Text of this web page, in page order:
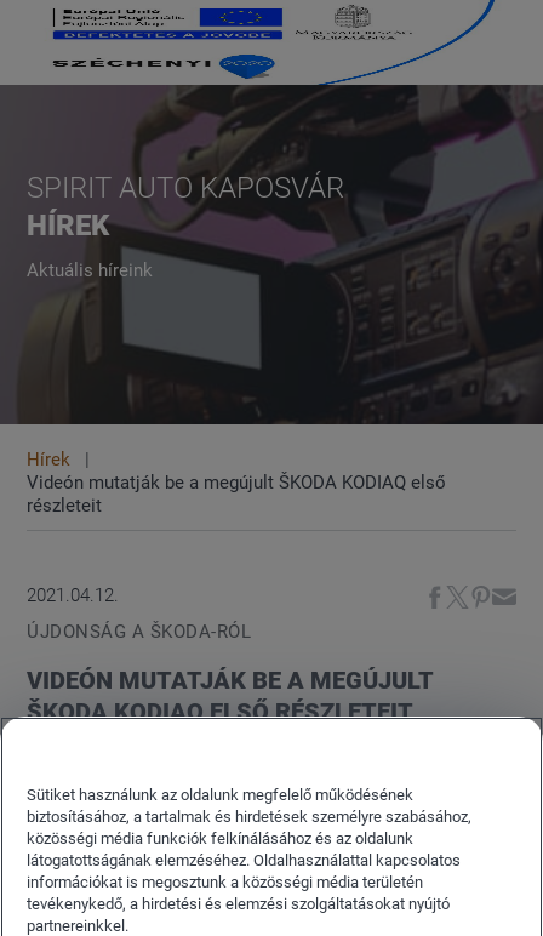
SPIRIT AUTO KAPOSVÁR
HÍREK
Aktuális híreink
Hírek
Videón mutatják be a megújult ŠKODA KODIAQ első
részleteit
2021.04.12.
ÚJDONSÁG A ŠKODA-RÓL
VIDEÓN MUTATJÁK BE A MEGÚJULT
ŠKODA KODIAQ ELSŐ RÉSZLETEIT
AUTO egy előzetes videóban enged bepillantást a
megújult ŠKODA KODIAQ első részleteibe. Az
opcionálisan hétüléses kivitelben is elérhető SUV
modell egy újragondolt, látványosabb orr részt
kapott egy még egyenesebb és ezúttal hatszögletű
Sütiket használunk az oldalunk megfelelő működésének
biztosításához, a tartalmak és hirdetések személyre szabásához,
közösségi média funkciók felkínálásához és az oldalunk
látogatottságának elemzéséhez. Oldalhasználattal kapcsolatos
információkat is megosztunk a közösségi média területén
tevékenykedő, a hirdetési és elemzési szolgáltatásokat nyújtó
partnereinkkel.